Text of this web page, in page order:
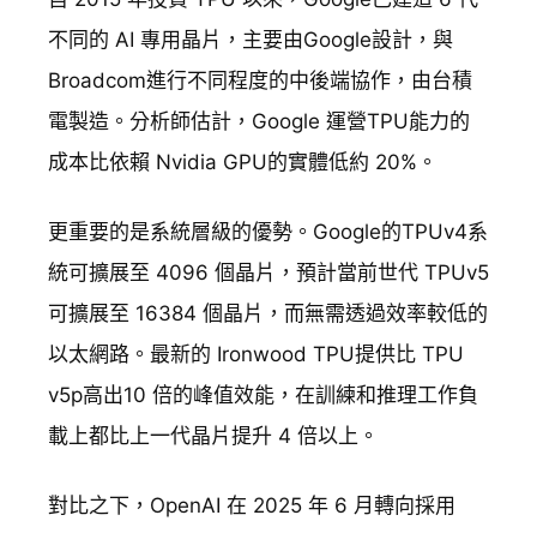
不同的 AI 專用晶片，主要由Google設計，與
Broadcom進行不同程度的中後端協作，由台積
電製造。分析師估計，Google 運營TPU能力的
成本比依賴 Nvidia GPU的實體低約 20%。
更重要的是系統層級的優勢。Google的TPUv4系
統可擴展至 4096 個晶片，預計當前世代 TPUv5
可擴展至 16384 個晶片，而無需透過效率較低的
以太網路。最新的 Ironwood TPU提供比 TPU
v5p高出10 倍的峰值效能，在訓練和推理工作負
載上都比上一代晶片提升 4 倍以上。
對比之下，OpenAI 在 2025 年 6 月轉向採用